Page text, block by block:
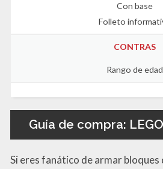
Con base
Folleto
CONTRAS
Rango de edad
Guía de compra:
Si eres fanático de armar bloques